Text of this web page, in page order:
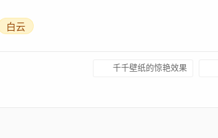
白云
千千壁纸的惊艳效果